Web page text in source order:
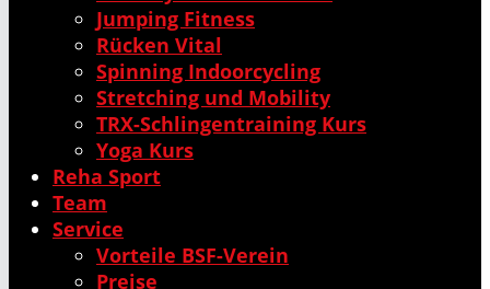
Jumping Fitness
Rücken Vital
Spinning Indoorcycling
Stretching und Mobility
TRX-Schlingentraining Kurs
Yoga Kurs
Reha Sport
Team
Service
Vorteile BSF-Verein
Preise